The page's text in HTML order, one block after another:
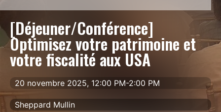
[Déjeuner/Conférence]
Optimisez votre patrimoine et
votre fiscalité aux USA
20 novembre 2025, 12:00 PM-2:00 PM
Sheppard Mullin